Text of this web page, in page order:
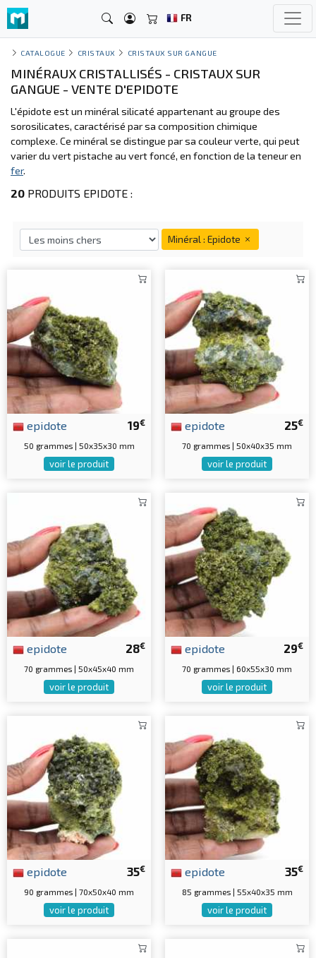
FR
CATALOGUE CRISTAUX CRISTAUX SUR GANGUE
MINÉRAUX CRISTALLISÉS - CRISTAUX SUR
GANGUE - VENTE D'EPIDOTE
L'épidote est un minéral silicaté appartenant au groupe des
sorosilicates, caractérisé par sa composition chimique
complexe. Ce minéral se distingue par sa couleur verte, qui peut
varier du vert pistache au vert foncé, en fonction de la teneur en
fer.
20 PRODUITS EPIDOTE :
Minéral : Epidote
19€
epidote
50 grammes | 50x35x30 mm
voir le produit
25€
epidote
70 grammes | 50x40x35 mm
voir le produit
28€
epidote
70 grammes | 50x45x40 mm
voir le produit
29€
epidote
70 grammes | 60x55x30 mm
voir le produit
35€
epidote
90 grammes | 70x50x40 mm
voir le produit
35€
epidote
85 grammes | 55x40x35 mm
voir le produit